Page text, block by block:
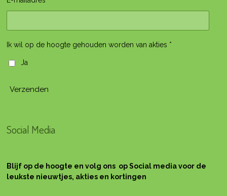
Ik wil op de hoogte gehouden worden van akties *
Ja
Verzenden
Social Media
Blijf op de hoogte en volg ons op Social media voor de
leukste nieuwtjes, akties en kortingen